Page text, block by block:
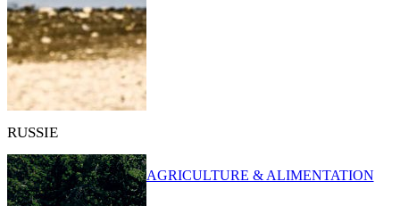
RUSSIE
AGRICULTURE & ALIMENTATION